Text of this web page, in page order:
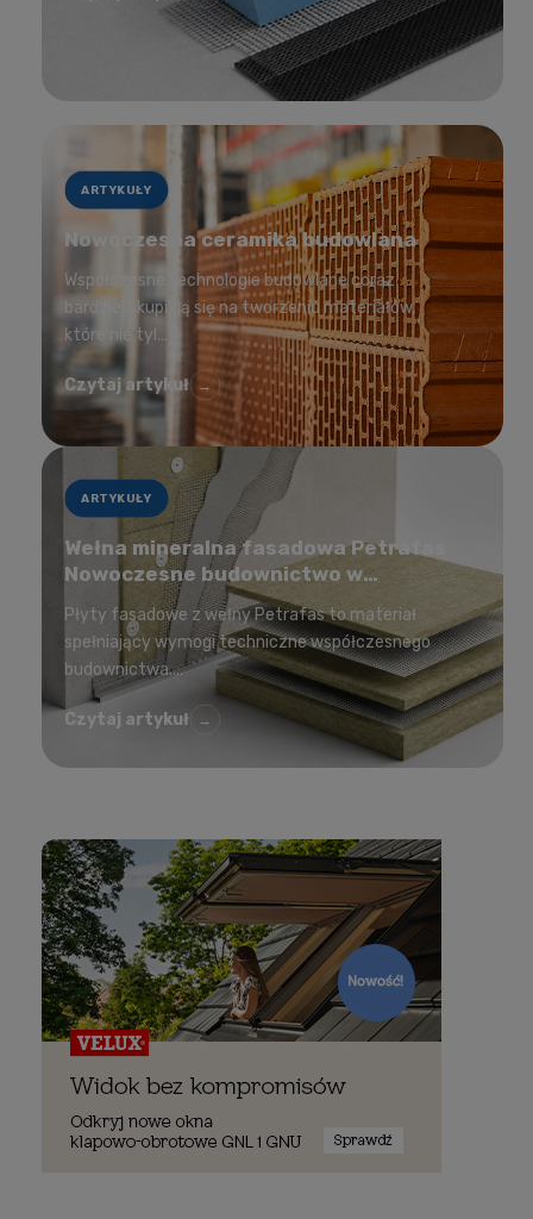
ARTYKUŁY
Nowoczesna ceramika budowlana
Współczesne technologie budowlane coraz
bardziej skupiają się na tworzeniu materiałów,
które nie tyl...
Czytaj artykuł →
ARTYKUŁY
Wełna mineralna fasadowa Petrafas
Nowoczesne budownictwo w
korzystnej cenie
Płyty fasadowe z wełny Petrafas to materiał
spełniający wymogi techniczne współczesnego
budownictwa....
Czytaj artykuł →